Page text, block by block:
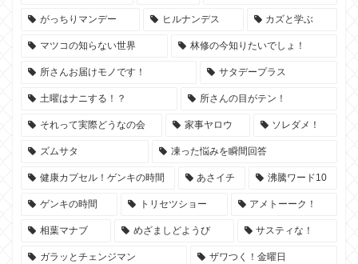
がっちりマンデー ヒルナンデス カズと学ぶ
マツコの知らない世界 林修の今知りたいでしょ！
所さんお届けモノです！ サタデープラス
土曜はナニする！？ 所さんの目がテン！
それって実際どうなの会 家事ヤロウ ソレダメ！
ズムサタ 凍った悩みを瞬間回答
健康カプセル！ゲンキの時間 あさイチ 沸騰ワード10
ゲンキの時間 トリセツショー アメトーーク！
相葉マナブ めざましどようび サスティな！
ガラッとチェンジマン ザワつく！金曜日